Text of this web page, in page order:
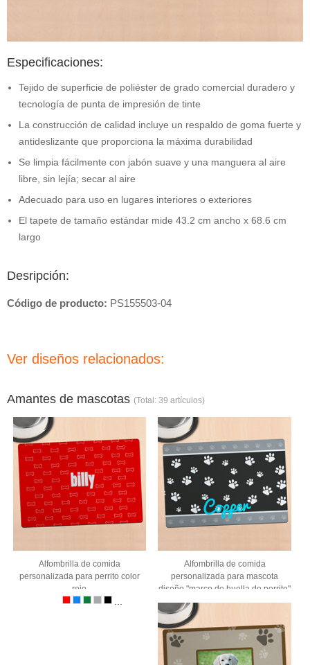
Especificaciones:
Tejido de superficie de poliéster de grado comercial duradero y
tecnología de punta de impresión de tinte
La construcción de calidad incluye un respaldo de goma fuerte y
antideslizante que proporciona la máxima durabilidad
Se limpia fácilmente con jabón suave y una manguera al aire
libre, sin lejía; secar al aire
Adecuado para uso en lugares interiores o exteriores
El tapete de tamaño estándar mide 43.2 cm ancho x 68.6 cm
largo
Desripción:
Código de producto: PS155503-04
Ver diseños relacionados:
Amantes de mascotas (Total: 39 artículos)
Alfombrilla de comida
personalizada para perrito color
rojo
Alfombrilla de comida
personalizada para mascota
diseño "marco de huella de perrito"